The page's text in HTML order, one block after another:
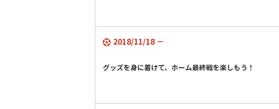
2018/11/18 －
グッズを身に着けて、ホーム最終戦を楽しもう！